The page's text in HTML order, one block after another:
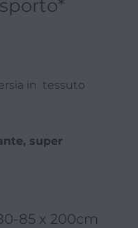
in tessuto
super
85 x 200cm